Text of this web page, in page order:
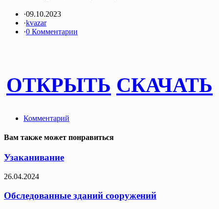
·09.10.2023
·kvazar
·0 Комментарии
ОТКРЫТЬ СКАЧАТЬ
Комментарий
Вам также может понравиться
Узаканивание
26.04.2024
Обследованные зданий сооружений